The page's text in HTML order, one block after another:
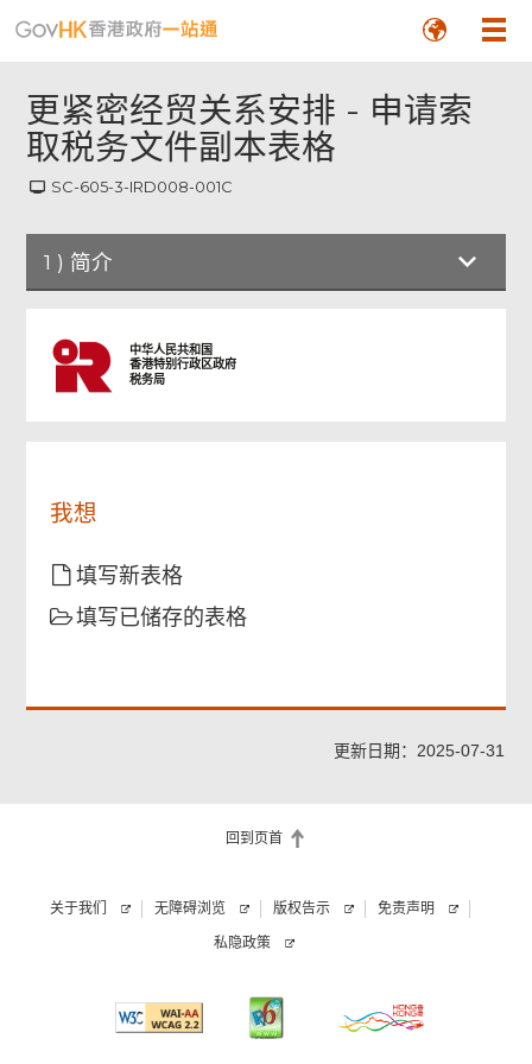
更紧密经贸关系安排 - 申请索
取税务文件副本表格
SC-605-3-IRD008-001C
1 ) 简介
中华人民共和国
香港特别行政区政府
税务局
我想
填写新表格
填写已储存的表格
更新日期：2025-07-31
回到页首
菜
关于我们 无障碍浏览 版权告示 免责声明
私隐政策